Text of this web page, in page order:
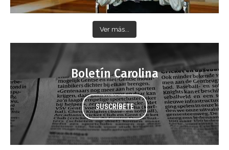
Ver más...
Boletín Carolina
SUSCRÍBETE